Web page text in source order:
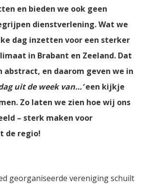
en bieden we ook geen
dienstverlening. Wat we
dag inzetten voor een sterker
in Brabant en Zeeland. Dat
abstract, en daarom geven we in
dag uit de week van…’een kijkje
Zo laten we zien hoe wij ons
– sterk maken voor
de regio!
georganiseerde vereniging schuilt